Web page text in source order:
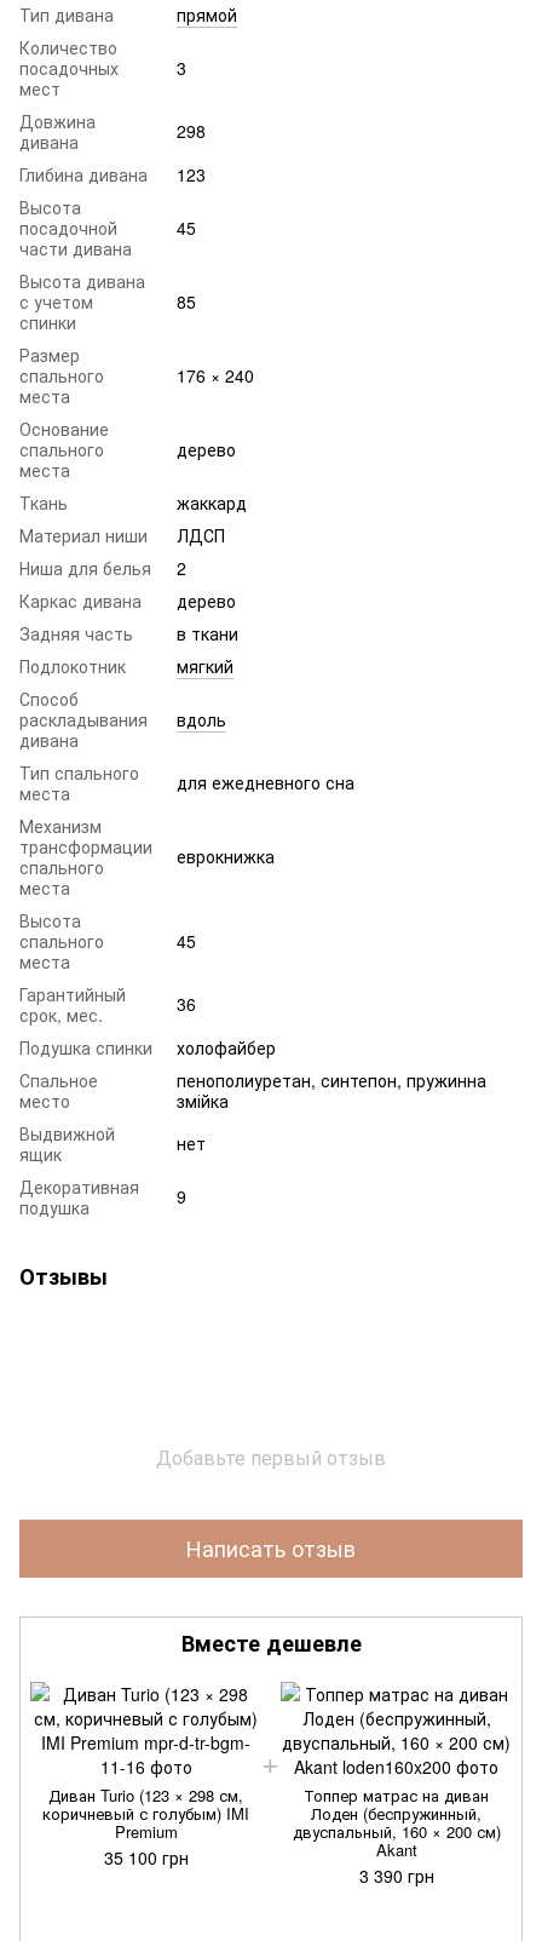
Тип дивана
прямой
Количество
посадочных
мест
3
Довжина
дивана
298
Глибина дивана
123
Высота
посадочной
части дивана
45
Высота дивана
с учетом
спинки
85
Размер
спального
места
176 × 240
Основание
спального
места
дерево
Ткань
жаккард
Материал ниши
ЛДСП
Ниша для белья
2
Каркас дивана
дерево
Задняя часть
в ткани
Подлокотник
мягкий
Способ
раскладывания
дивана
вдоль
Тип спального
места
для ежедневного сна
Механизм
трансформации
спального
места
еврокнижка
Высота
спального
места
45
Гарантийный
срок, мес.
36
Подушка спинки
холофайбер
Спальное
место
пенополиуретан, синтепон, пружинна
змійка
Выдвижной
ящик
нет
Декоративная
подушка
9
Отзывы
Добавьте первый отзыв
Написать отзыв
Вместе дешевле
Диван Turio (123 × 298 см,
коричневый с голубым) IMI
Premium
35 100 грн
Топпер матрас на диван
Лоден (беспружинный,
двуспальный, 160 × 200 см)
Akant
3 390 грн